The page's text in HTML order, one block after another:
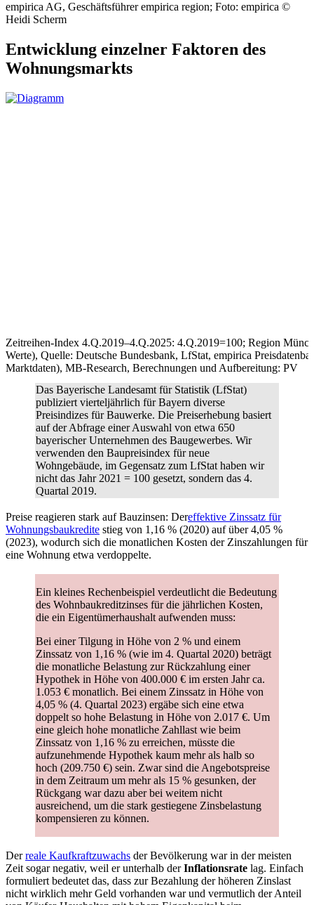
empirica AG, Geschäftsführer empirica region; Foto: empirica ©
Heidi Scherm
Entwicklung einzelner Faktoren des
Wohnungsmarkts
Zeitreihen-Index 4.Q.2019–4.Q.2025: 4.Q.2019=100; Region
Werte), Quelle: Deutsche Bundesbank, LfStat, empirica
Marktdaten), MB-Research, Berechnungen und Aufbereitung: PV
Das Bayerische Landesamt für Statistik (LfStat)
publiziert vierteljährlich für Bayern diverse
Preisindizes für Bauwerke. Die Preiserhebung basiert
auf der Abfrage einer Auswahl von etwa 650
bayerischer Unternehmen des Baugewerbes. Wir
verwenden den Baupreisindex für neue
Wohngebäude, im Gegensatz zum LfStat haben wir
nicht das Jahr 2021 = 100 gesetzt, sondern das 4.
Quartal 2019.
Preise reagieren stark auf Bauzinsen: Dereffektive Zinssatz für
Wohnungsbaukredite stieg von 1,16 % (2020) auf über 4,05 %
(2023), wodurch sich die monatlichen Kosten der Zinszahlungen für
eine Wohnung etwa verdoppelte.
Ein kleines Rechenbeispiel verdeutlicht die Bedeutung
des Wohnbaukreditzinses für die jährlichen Kosten,
die ein Eigentümerhaushalt aufwenden muss:
Bei einer Tilgung in Höhe von 2 % und einem
Zinssatz von 1,16 % (wie im 4. Quartal 2020) beträgt
die monatliche Belastung zur Rückzahlung einer
Hypothek in Höhe von 400.000 € im ersten Jahr ca.
1.053 € monatlich. Bei einem Zinssatz in Höhe von
4,05 % (4. Quartal 2023) ergäbe sich eine etwa
doppelt so hohe Belastung in Höhe von 2.017 €. Um
eine gleich hohe monatliche Zahllast wie beim
Zinssatz von 1,16 % zu erreichen, müsste die
aufzunehmende Hypothek kaum mehr als halb so
hoch (209.750 €) sein. Zwar sind die Angebotspreise
in dem Zeitraum um mehr als 15 % gesunken, der
Rückgang war dazu aber bei weitem nicht
ausreichend, um die stark gestiegene Zinsbelastung
kompensieren zu können.
Derreale Kaufkraftzuwachs der Bevölkerung war in der meisten
Zeit sogar negativ, weil er unterhalb derInflationsrate lag. Einfach
formuliert bedeutet das, dass zur Bezahlung der höheren Zinslast
nicht wirklich mehr Geld vorhanden war und vermutlich der Anteil